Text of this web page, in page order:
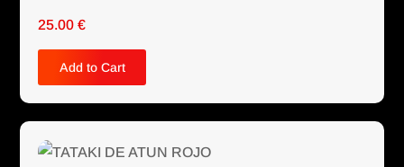
25.00€
Add to Cart